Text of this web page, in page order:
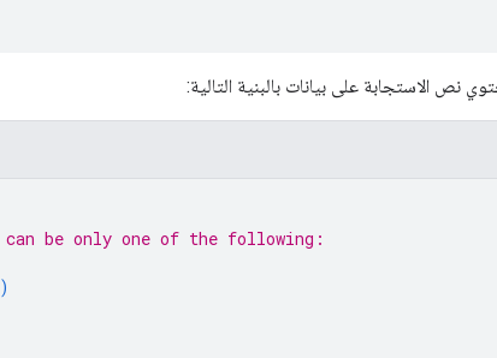
نص الاستجابة على بيانات بالبنية التالية:
can be only one of the following:
)